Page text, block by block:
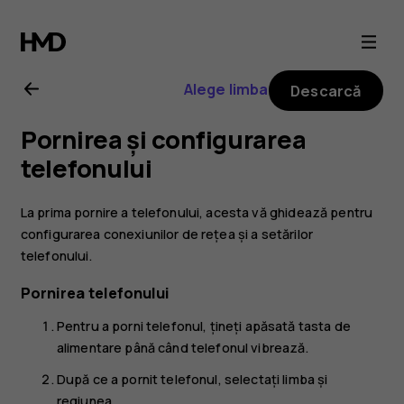
Ghid
de
utilizare
Nokia
2.1
Alege limba Descarcă
Pornirea și configurarea
telefonului
La prima pornire a telefonului, acesta vă ghidează pentru
configurarea conexiunilor de rețea și a setărilor
telefonului.
Pornirea telefonului
Pentru a porni telefonul, țineți apăsată tasta de
alimentare până când telefonul vibrează.
După ce a pornit telefonul, selectați limba și